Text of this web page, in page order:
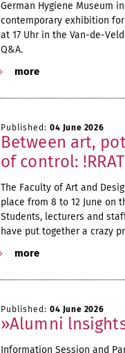
German Hygiene Museum
contemporary exhibition
at 17 Uhr in the Van-de-
Q&A.
more
Published: 04 June 2026
Between art,
of control:
The Faculty of Art and
place from 8 to 12 June on
Students, lecturers and
have put together a crazy
more
Published: 04 June 2026
»Alumni
Information Session and